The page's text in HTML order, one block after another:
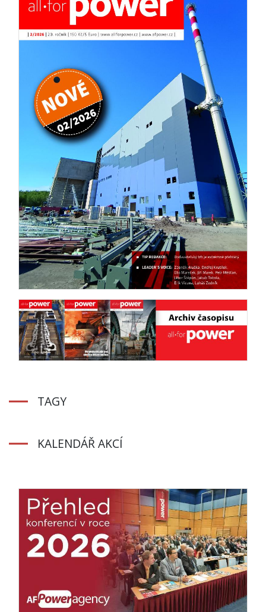
TAGY
KALENDÁŘ AKCÍ